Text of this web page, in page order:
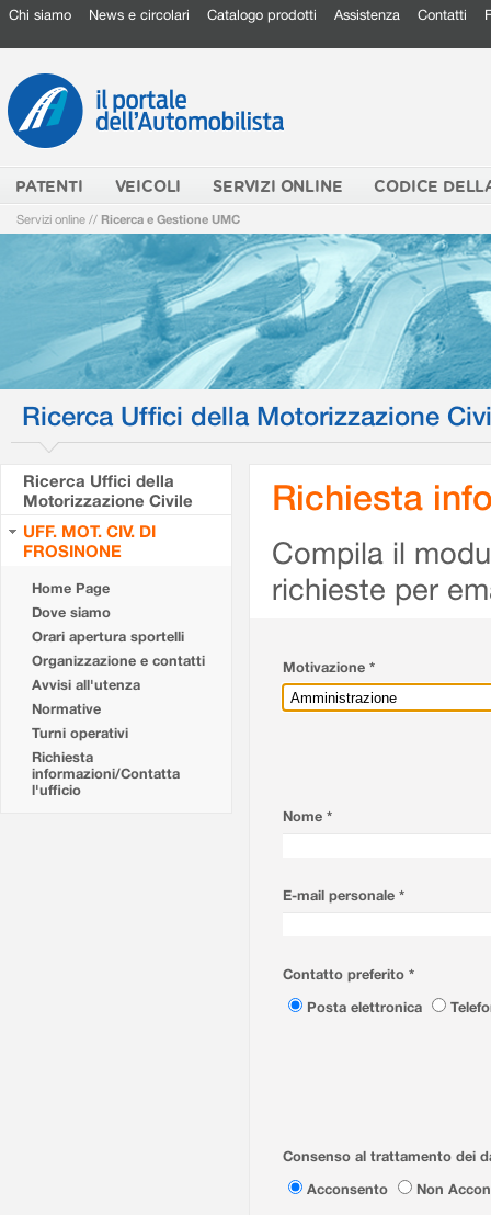
Chi siamo News e circolari Catalogo prodotti Assistenza Contatti
PATENTI VEICOLI SERVIZI ONLINE CODICE
Servizi online // Ricerca e Gestione UMC
Ricerca Uffici della Motorizzazione
Ricerca Uffici della
Motorizzazione Civile
UFF. MOT. CIV. DI
FROSINONE
Home Page
Dove siamo
Orari apertura sportelli
Organizzazione e contatti
Avvisi all'utenza
Normative
Turni operativi
Richiesta
informazioni/Contatta
l'ufficio
Richiesta
Compila il
richieste per
Motivazione *
Nome *
E-mail personale *
Contatto preferito *
Posta elettronica
Consenso al trattamento dei
Acconsento
Non